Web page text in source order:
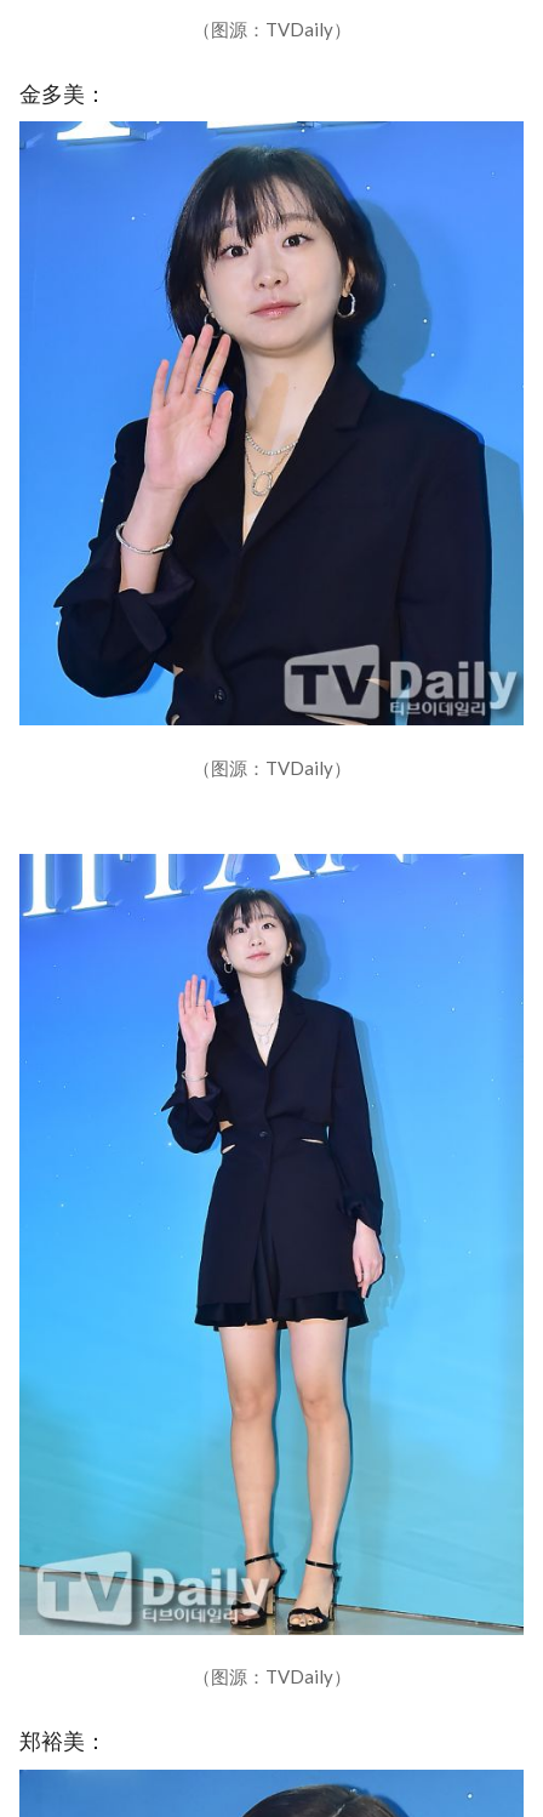
（图源：TVDaily）
金多美：
（图源：TVDaily）
（图源：TVDaily）
郑裕美：